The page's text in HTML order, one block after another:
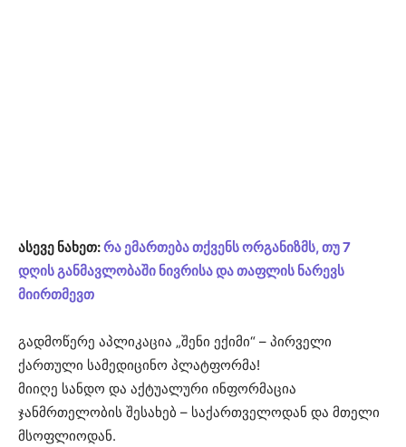
ასევე ნახეთ:რა ემართება თქვენს ორგანიზმს, თუ 7
დღის განმავლობაში ნივრისა და თაფლის ნარევს
მიირთმევთ
გადმოწერე აპლიკაცია „შენი ექიმი“ – პირველი
ქართული სამედიცინო პლატფორმა!
მიიღე სანდო და აქტუალური ინფორმაცია
ჯანმრთელობის შესახებ – საქართველოდან და მთელი
მსოფლიოდან.